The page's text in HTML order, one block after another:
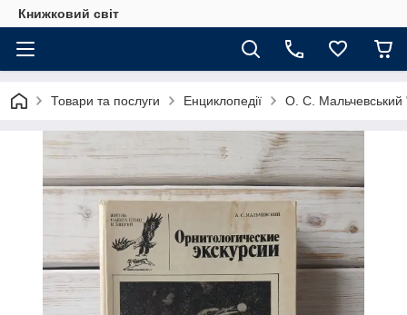
Книжковий світ
Товари та послуги Енциклопедії О. С. Мальчевський